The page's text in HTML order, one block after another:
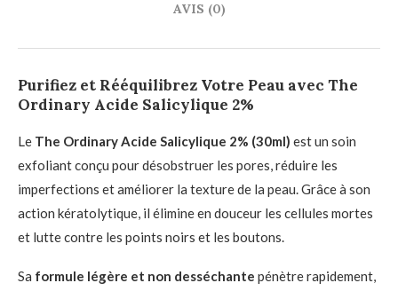
AVIS (0)
Purifiez et Rééquilibrez Votre Peau avec The
Ordinary Acide Salicylique 2%
Le The Ordinary Acide Salicylique 2% (30ml) est un soin
exfoliant conçu pour désobstruer les pores, réduire les
imperfections et améliorer la texture de la peau. Grâce à son
action kératolytique, il élimine en douceur les cellules mortes
et lutte contre les points noirs et les boutons.
Sa formule légère et non desséchante pénètre rapidement,